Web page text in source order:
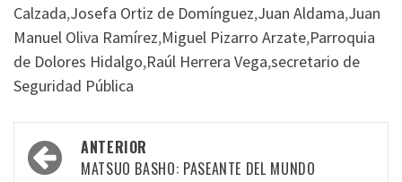
Calzada,Josefa Ortiz de Domínguez,Juan Aldama,Juan
Manuel Oliva Ramírez,Miguel Pizarro Arzate,Parroquia
de Dolores Hidalgo,Raúl Herrera Vega,secretario de
Seguridad Pública
Navegación
ANTERIOR
MATSUO BASHO: PASEANTE DEL MUNDO